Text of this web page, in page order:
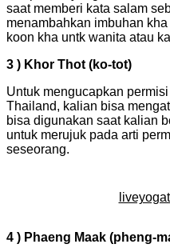
saat memberi kata salam
menambahkan imbuhan
koon kha untk wanita atau
3 ) Khor Thot (ko-tot)
Untuk mengucapkan
Thailand, kalian bisa
bisa digunakan saat kalian
untuk merujuk pada arti
seseorang.
4 ) Phaeng Maak (pheng-